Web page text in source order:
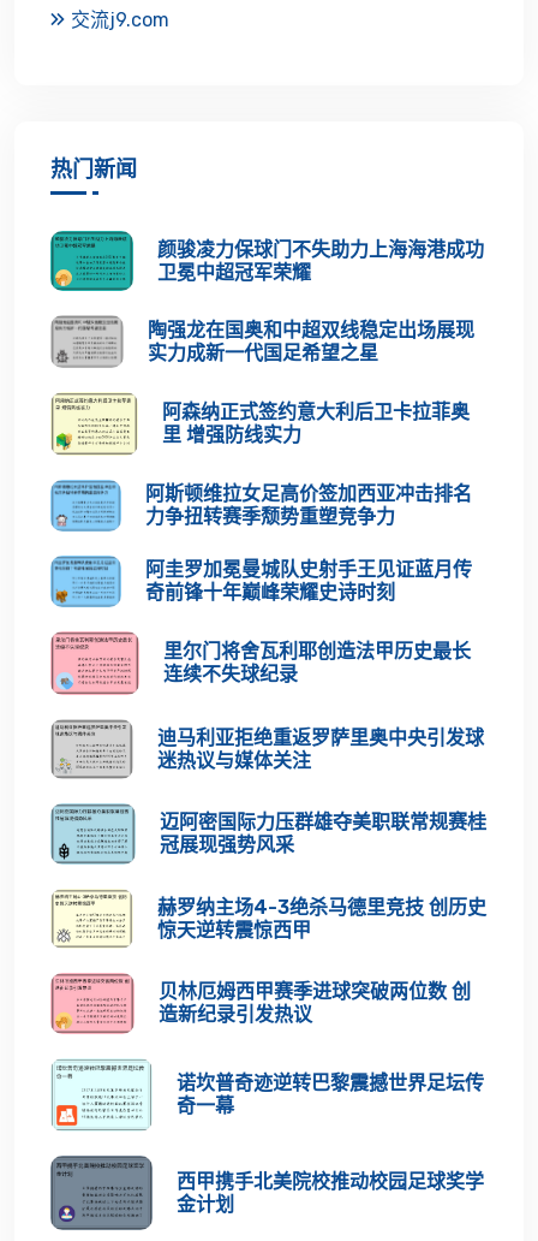
交流j9.com
热门新闻
颜骏凌力保球门不失助力上海海港成功
卫冕中超冠军荣耀
陶强龙在国奥和中超双线稳定出场展现
实力成新一代国足希望之星
阿森纳正式签约意大利后卫卡拉菲奥
里 增强防线实力
阿斯顿维拉女足高价签加西亚冲击排名
力争扭转赛季颓势重塑竞争力
阿圭罗加冕曼城队史射手王见证蓝月传
奇前锋十年巅峰荣耀史诗时刻
里尔门将舍瓦利耶创造法甲历史最长
连续不失球纪录
迪马利亚拒绝重返罗萨里奥中央引发球
迷热议与媒体关注
迈阿密国际力压群雄夺美职联常规赛桂
冠展现强势风采
赫罗纳主场4-3绝杀马德里竞技 创历史
惊天逆转震惊西甲
贝林厄姆西甲赛季进球突破两位数 创
造新纪录引发热议
诺坎普奇迹逆转巴黎震撼世界足坛传
奇一幕
西甲携手北美院校推动校园足球奖学
金计划